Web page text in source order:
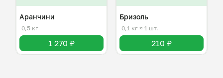
Аранчини
0,5 кг
1 270 ₽
Бризоль
0,1 кг ≈ 1 шт.
210 ₽